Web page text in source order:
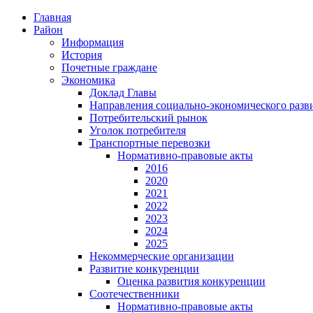
Главная
Район
Информация
История
Почетные граждане
Экономика
Доклад Главы
Направления социально-экономического
Потребительский рынок
Уголок потребителя
Транспортные перевозки
Нормативно-правовые акты
2016
2020
2021
2022
2023
2024
2025
Некоммерческие организации
Развитие конкуренции
Оценка развития конкуренции
Соотечественники
Нормативно-правовые акты